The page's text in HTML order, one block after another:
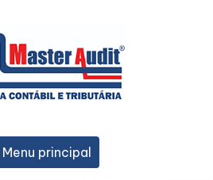
Menu principal